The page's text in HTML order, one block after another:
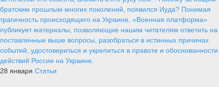
братским прошлым многих поколений, появился Иуда? Понимая
трагичность происходящего на Украине, «Военная платформа»
публикует материалы, позволяющие нашим читателям ответить на
поставленные выше вопросы, разобраться в истинных причинах
событий, удостовериться и укрепиться в правоте и обоснованности
действий России на Украине.
28 января Статьи